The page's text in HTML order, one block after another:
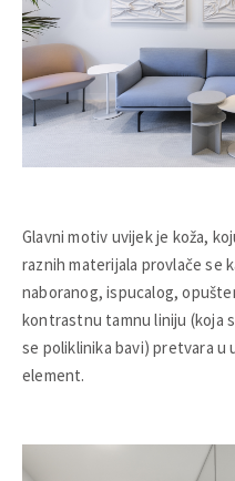
Glavni motiv uvijek je koža,
raznih materijala provlače se
naboranog, ispucalog,
kontrastnu tamnu liniju (koja
se poliklinika bavi) pretvara u
element.